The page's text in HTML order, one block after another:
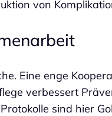
von
Eine enge
verbessert
sind hier